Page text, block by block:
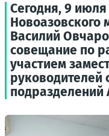
Сегодня, 9 июля
Новоазовского
Василий
совещание по
участием
руководителей
подразделений